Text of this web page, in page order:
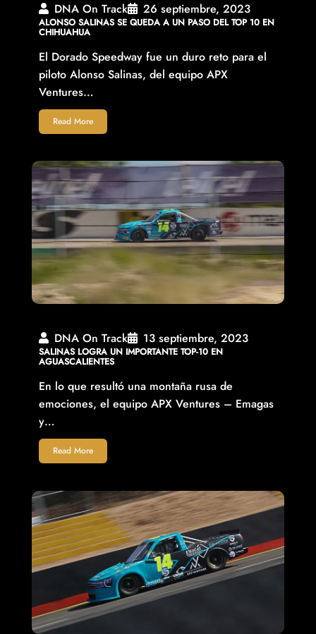
DNA On Track 26 septiembre, 2023
ALONSO SALINAS SE QUEDA A UN PASO DEL TOP 10 EN
CHIHUAHUA
El Dorado Speedway fue un duro reto para el
piloto Alonso Salinas, del equipo APX
Ventures…
Read More
DNA On Track 13 septiembre, 2023
SALINAS LOGRA UN IMPORTANTE TOP-10 EN
AGUASCALIENTES
En lo que resultó una montaña rusa de
emociones, el equipo APX Ventures – Emagas
y…
Read More